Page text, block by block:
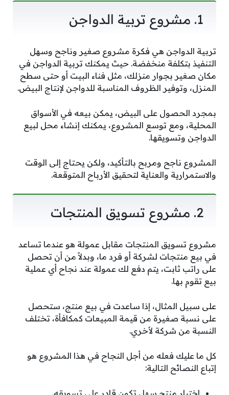
1. مشروع تربية الدواجن
تربية الدواجن هي فكرة مشروع صغير وناجح وسهل
التنفيذ بتكلفة منخفضة. حيث يمكنك تربية الدواجن في
مكان صغير بجوار منزلك، مثل فناء البيت أو حتى سطح
المنزل، وتوفير الظروف المناسبة للدواجن لإنتاج البيض.
بمجرد الحصول على البيض، يمكن بيعه في الأسواق
المحلية، ومع توسع المشروع، يمكنك إنشاء محل لبيع
الدواجن وتسويقها.
المشروع ناجح ومربح بالتأكيد، ولكن يحتاج إلى الوقت
والاستمرارية والعناية لتحقيق الأرباح المتوقعة.
2. مشروع تسويق المنتجات
مشروع تسويق المنتجات مقابل عمولة هو عندما تساعد
في بيع منتجات لشركة أو فرد ما، وبدلاً من أن تحصل
على راتب ثابت، يتم دفع لك عمولة عند نجاح أي عملية
بيع تقوم بها.
على سبيل المثال، إذا ساعدت في بيع منتج، ستحصل
على نسبة صغيرة من قيمة المبيعات كمكافأة، تختلف
النسبة من شركة لأخري.
كل ما عليك فعله من أجل النجاح في هذا المشروع هو
إتباع النصائح التالية:
اختيار منتج سهل تكون قادر على تسويقه.